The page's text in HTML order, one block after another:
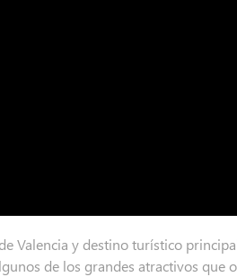
Valencia y destino turístico
de los grandes atractivos que